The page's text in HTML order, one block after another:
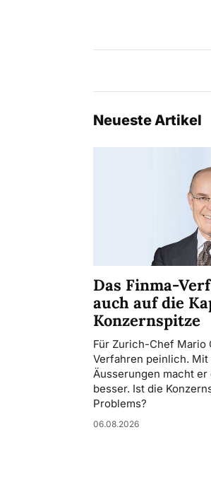
Neueste Artikel
Das Finma-
auch auf die
Konzernspitze
Für Zurich-Chef Mario
Verfahren peinlich.
Äusserungen macht
besser. Ist die
Problems?
06.08.2026